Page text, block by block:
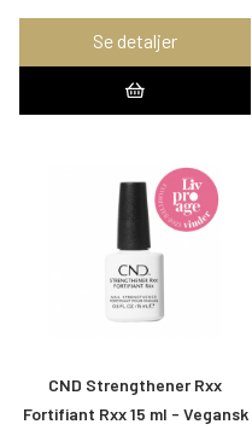
Se detaljer
CND Strengthener Rxx
Fortifiant Rxx 15 ml - Vegansk